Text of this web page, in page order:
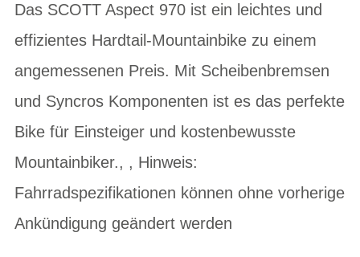
Das SCOTT Aspect 970 ist ein leichtes und
effizientes Hardtail-Mountainbike zu einem
angemessenen Preis. Mit Scheibenbremsen
und Syncros Komponenten ist es das perfekte
Bike für Einsteiger und kostenbewusste
Mountainbiker., , Hinweis:
Fahrradspezifikationen können ohne vorherige
Ankündigung geändert werden